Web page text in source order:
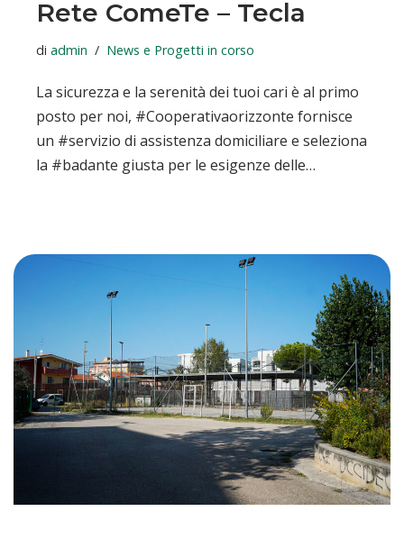
Rete ComeTe – Tecla
di admin News e Progetti in corso
La sicurezza e la serenità dei tuoi cari è al primo
posto per noi, #Cooperativaorizzonte fornisce
un #servizio di assistenza domiciliare e seleziona
la #badante giusta per le esigenze delle…